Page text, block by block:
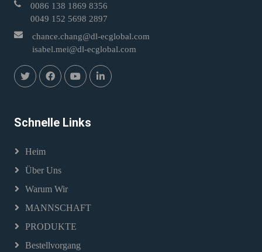
0086 138 1869 8356
0049 152 5698 2897
chance.chang@dl-ecglobal.com
isabel.mei@dl-ecglobal.com
Schnelle Links
Heim
Über Uns
Warum Wir
MANNSCHAFT
PRODUKTE
Bestellvorgang